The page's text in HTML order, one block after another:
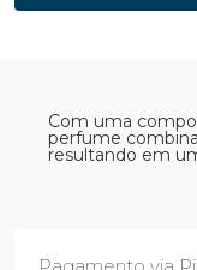
Com uma
perfume
resultando em